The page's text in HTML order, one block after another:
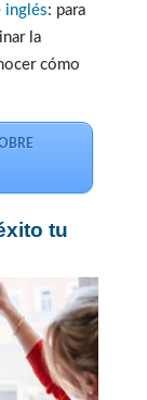
inglés: para
la
cómo
tu